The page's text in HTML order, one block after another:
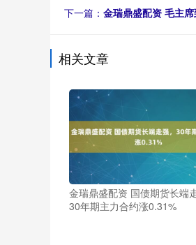
下一篇： 金瑞鼎盛配资 毛主
相关文章
金瑞鼎盛配资 国债期货长端
30年期主力合约涨0.31%